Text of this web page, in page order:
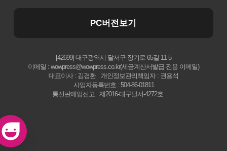
PC버전보기
[42699] 대구광역시 달서구 장기로 65길 11-5
이메일 : wowpress@wowpress.co.kr(세금계산서발급 전용 이메일)
대표이사 : 김경환
개인정보관리책임자 : 권용석
사업자등록번호 : 504-86-01811
통신판매업신고 : 제2016-대구달서-4272호